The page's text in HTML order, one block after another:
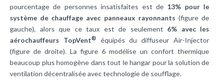
pourcentage de personnes insatisfaites est de 13% pour le
système de chauffage avec panneaux rayonnants (figure de
gauche), alors que ce taux est de seulement 6% avec les
aérochauffeurs TopVent®
équipés du diffuseur Air-Injector
(figure de droite). La figure 6 modélise un confort thermique
beaucoup plus homogène dans tout le hangar pour la solution de
ventilation décentralisée avec technologie de soufflage.